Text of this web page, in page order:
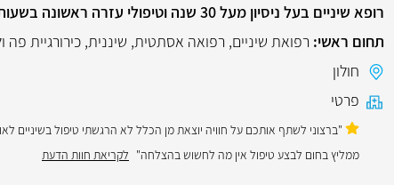
רופא שיניים בעל ניסיון מעל 30 שנה וטיפולי עזרה ראשונה בשעות הפעילות
תחום ראשי: רפואת שיניים, רפואה אסתטית, שיננית, כירורגיית פה
חולון
פרטי
"ברצוני לשתף אותכם על חוויה יוצאת מן הכלל לא הרגשתי טיפול בשיניים
ממליץ בחום לבצע טיפול אין מה לחשוש בהצלחה" לקריאת חוות הדעת